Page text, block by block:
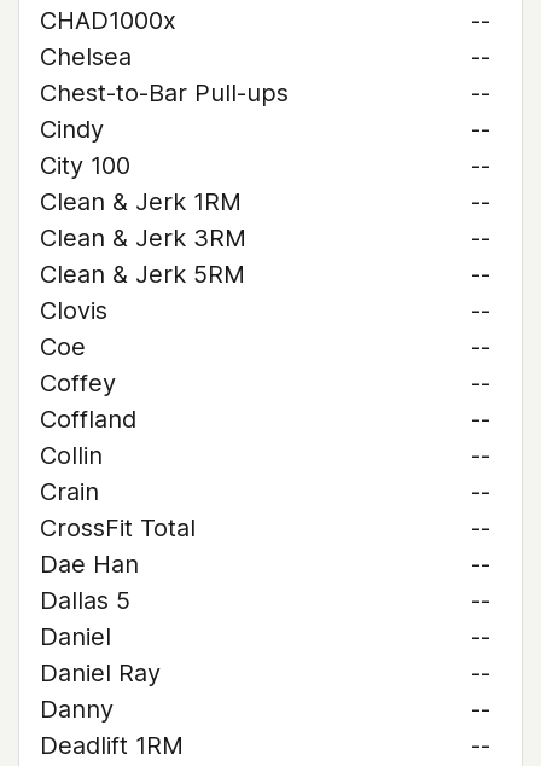
CHAD1000x
--
Chelsea
--
Chest-to-Bar Pull-ups
--
Cindy
--
City 100
--
Clean & Jerk 1RM
--
Clean & Jerk 3RM
--
Clean & Jerk 5RM
--
Clovis
--
Coe
--
Coffey
--
Coffland
--
Collin
--
Crain
--
CrossFit Total
--
Dae Han
--
Dallas 5
--
Daniel
--
Daniel Ray
--
Danny
--
Deadlift 1RM
--